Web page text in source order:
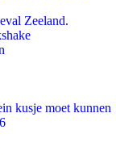
Zeeland.
kusje moet kunnen